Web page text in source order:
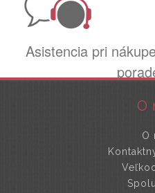
Asistencia pri
O
O